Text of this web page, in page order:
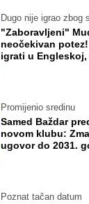
Dugo nije igrao zbog
"Zaboravljeni"
neočekivan
igrati u Engleskoj,
Promijenio sredinu
Samed Baždar
novom klubu:
ugovor do 2031.
Poznat tačan datum